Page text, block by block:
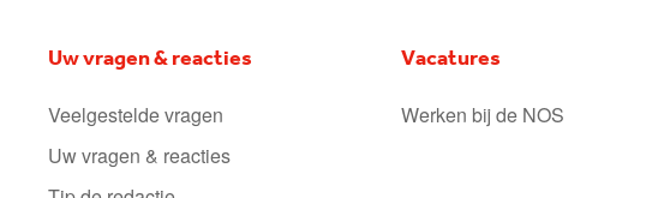
Uw vragen & reacties
Veelgestelde vragen
Uw vragen & reacties
Vacatures
Werken bij de NOS